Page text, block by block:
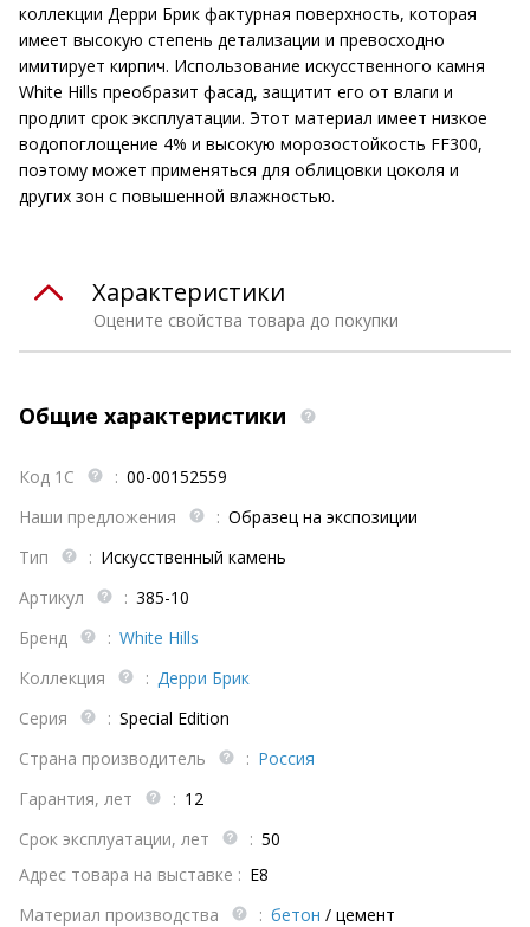
коллекции Дерри Брик фактурная поверхность, которая
имеет высокую степень детализации и превосходно
имитирует кирпич. Использование искусственного камня
White Hills преобразит фасад, защитит его от влаги и
продлит срок эксплуатации. Этот материал имеет низкое
водопоглощение 4% и высокую морозостойкость FF300,
поэтому может применяться для облицовки цоколя и
других зон с повышенной влажностью.
Оцените свойства товара до покупки
Характеристики
Общие характеристики
Код 1С : 00-00152559
Наши предложения
: Образец на экспозиции
Тип
: Искусственный камень
Артикул
: 385-10
Бренд
: White Hills
Коллекция
: Дерри Брик
Серия
: Special Edition
Страна производитель
: Россия
Гарантия, лет
: 12
Срок эксплуатации, лет
: 50
Адрес товара на выставке : E8
Материал производства
: бетон / цемент